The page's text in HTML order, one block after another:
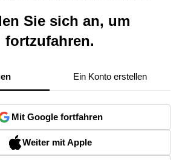
Sie sich an, um
fortzufahren.
Ein Konto erstellen
Mit Google fortfahren
Weiter mit Apple